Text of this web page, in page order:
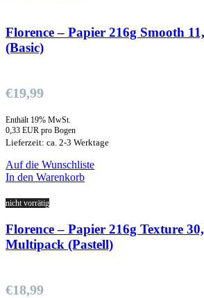
Florence – Papier 216g Smooth
(Basic)
€19,99
Enthält 19% MwSt.
0,33 EUR pro Bogen
Lieferzeit: ca. 2-3 Werktage
Auf die Wunschliste
In den Warenkorb
nicht vorrätig
Florence – Papier 216g Texture
Multipack (Pastell)
€18,99